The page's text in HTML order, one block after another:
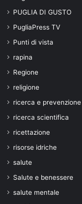
PUGLIA DI GUSTO
PugliaPress TV
Punti di vista
rapina
Regione
religione
ricerca e prevenzione
ricerca scientifica
ricettazione
risorse idriche
salute
Salute e benessere
salute mentale